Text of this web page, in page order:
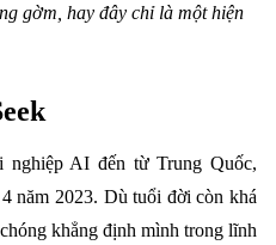
gờm, hay đây chỉ là một hiện
nghiệp AI đến từ Trung Quốc,
năm 2023. Dù tuổi đời còn khá
khẳng định mình trong lĩnh